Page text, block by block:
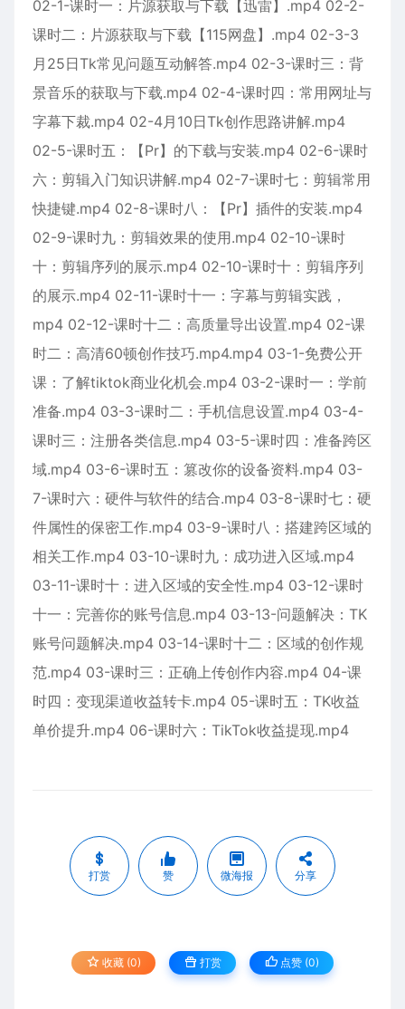
02-1-课时一：片源获取与下载【迅雷】.mp4 02-2-
课时二：片源获取与下载【115网盘】.mp4 02-3-3
月25日Tk常见问题互动解答.mp4 02-3-课时三：背
景音乐的获取与下载.mp4 02-4-课时四：常用网址与
字幕下裁.mp4 02-4月10日Tk创作思路讲解.mp4
02-5-课时五：【Pr】的下载与安装.mp4 02-6-课时
六：剪辑入门知识讲解.mp4 02-7-课时七：剪辑常用
快捷键.mp4 02-8-课时八：【Pr】插件的安装.mp4
02-9-课时九：剪辑效果的使用.mp4 02-10-课时
十：剪辑序列的展示.mp4 02-10-课时十：剪辑序列
的展示.mp4 02-11-课时十一：字幕与剪辑实践，
mp4 02-12-课时十二：高质量导出设置.mp4 02-课
时二：高清60顿创作技巧.mp4.mp4 03-1-免费公开
课：了解tiktok商业化机会.mp4 03-2-课时一：学前
准备.mp4 03-3-课时二：手机信息设置.mp4 03-4-
课时三：注册各类信息.mp4 03-5-课时四：准备跨区
域.mp4 03-6-课时五：篡改你的设备资料.mp4 03-
7-课时六：硬件与软件的结合.mp4 03-8-课时七：硬
件属性的保密工作.mp4 03-9-课时八：搭建跨区域的
相关工作.mp4 03-10-课时九：成功进入区域.mp4
03-11-课时十：进入区域的安全性.mp4 03-12-课时
十一：完善你的账号信息.mp4 03-13-问题解决：TK
账号问题解决.mp4 03-14-课时十二：区域的创作规
范.mp4 03-课时三：正确上传创作内容.mp4 04-课
时四：变现渠道收益转卡.mp4 05-课时五：TK收益
单价提升.mp4 06-课时六：TikTok收益提现.mp4
打赏 赞 微海报 分享
收藏 (0) 打赏 点赞 (0)